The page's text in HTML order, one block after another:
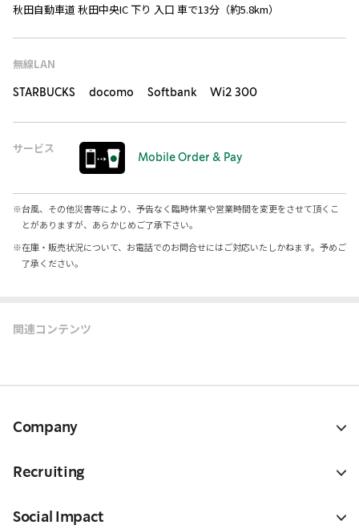
秋田自動車道 秋田中央IC 下り 入口 車で13分（約5.8km）
無線LAN
STARBUCKS docomo Softbank Wi2 300
サービス
Mobile Order & Pay
※台風、その他災害等により、予告なく臨時休業や営業時間を変更をさせて頂くこ
とがありますが、あらかじめご了承下さい。
※在庫・販売状況について、お電話でのお問合せにはご対応いたしかねます。予めご
了承ください。
関連コンテンツ
Company
Recruiting
Social Impact